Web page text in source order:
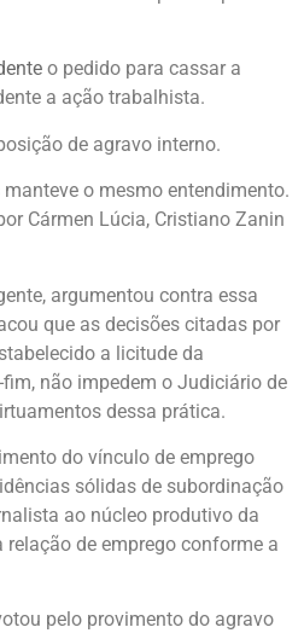
o pedido para cassar a
a ação trabalhista.
de agravo interno.
o mesmo entendimento.
Cármen Lúcia, Cristiano Zanin
argumentou contra essa
que as decisões citadas por
a licitude da
não impedem o Judiciário de
dessa prática.
do vínculo de emprego
sólidas de subordinação
ao núcleo produtivo da
relação de emprego conforme a
pelo provimento do agravo